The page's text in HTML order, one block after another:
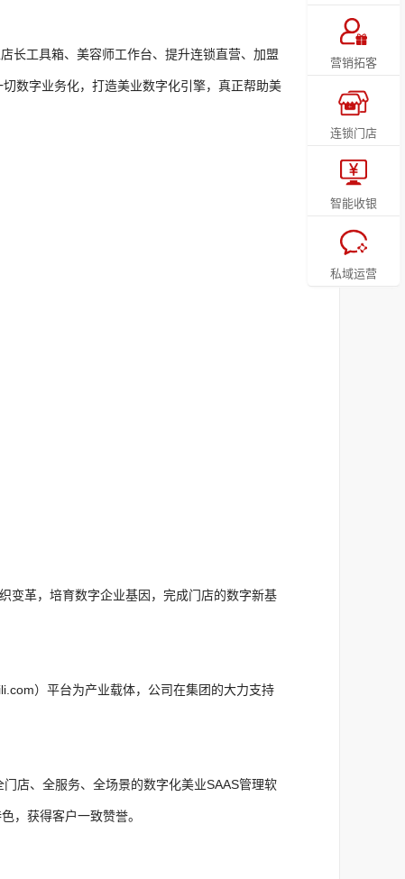
长工具箱、美容师工作台、提升连锁直营、加盟
数字业务化，打造美业数字化引擎，真正帮助美
变革，培育数字企业基因，完成门店的数字新基
）平台为产业载体，公司在集团的大力支持
店、全服务、全场景的数字化美业SAAS管理软
，获得客户一致赞誉。
营销拓客
连锁门店
智能收银
私域运营